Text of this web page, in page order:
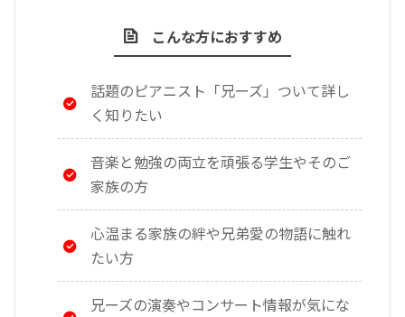
こんな方におすすめ
話題のピアニスト「兄ーズ」ついて詳し
く知りたい
音楽と勉強の両立を頑張る学生やそのご
家族の方
心温まる家族の絆や兄弟愛の物語に触れ
たい方
兄ーズの演奏やコンサート情報が気にな